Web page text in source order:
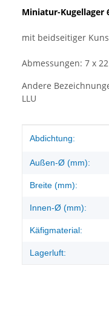
Miniatur-Kugellager
mit beidseitiger
Abmessungen: 7 x
Andere
LLU
Produkteigenschaft
Wert
Abdichtung:
Außen-Ø (mm):
Breite (mm):
Innen-Ø (mm):
Käfigmaterial:
Lagerluft: